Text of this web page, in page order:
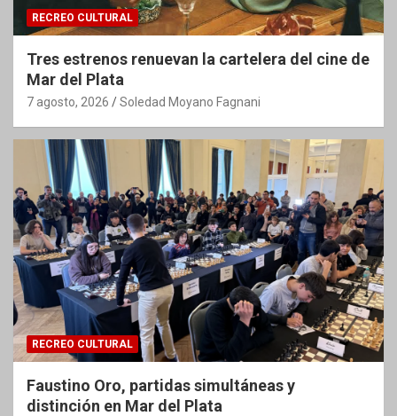
RECREO CULTURAL
Tres estrenos renuevan la cartelera del cine de
Mar del Plata
7 agosto, 2026 Soledad Moyano Fagnani
RECREO CULTURAL
Faustino Oro, partidas simultáneas y
distinción en Mar del Plata